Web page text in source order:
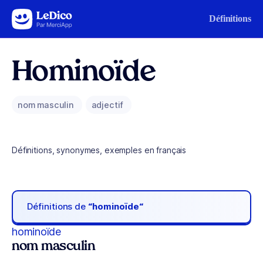
Aller au contenu Définitions
Hominoïde
nom masculin adjectif
Définitions, synonymes, exemples en français
Définitions de “hominoïde“
hominoïde
nom masculin